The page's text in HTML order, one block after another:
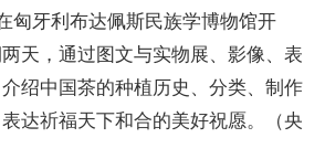
匈牙利布达佩斯民族学博物馆开
天，通过图文与实物展、影像、表
绍中国茶的种植历史、分类、制作
达祈福天下和合的美好祝愿。（央